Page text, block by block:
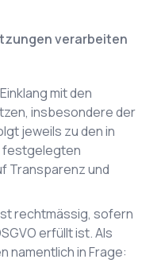
verarbeiten
mit den
insbesondere der
jeweils zu den in
festgelegten
Transparenz und
rechtmässig, sofern
erfüllt ist. Als
namentlich in Frage: